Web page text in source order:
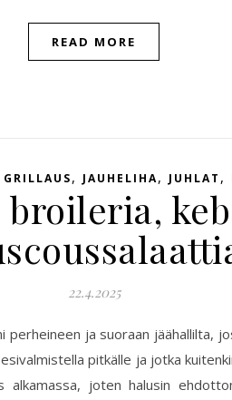
READ MORE
GRILLAUS, JAUHELIHA, JUHLAT ,
22.4.2025
perheineen ja suoraan jäähallilta,
pitkälle ja jotka
alkamassa, joten halusin